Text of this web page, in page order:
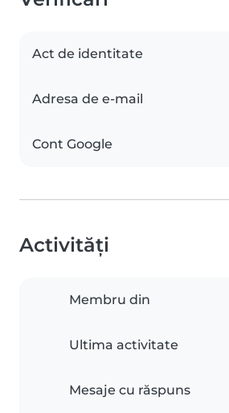
Act de identitate
Adresa de e-mail
Cont Google
Activități
Membru din
Ultima activitate
Mesaje cu răspuns